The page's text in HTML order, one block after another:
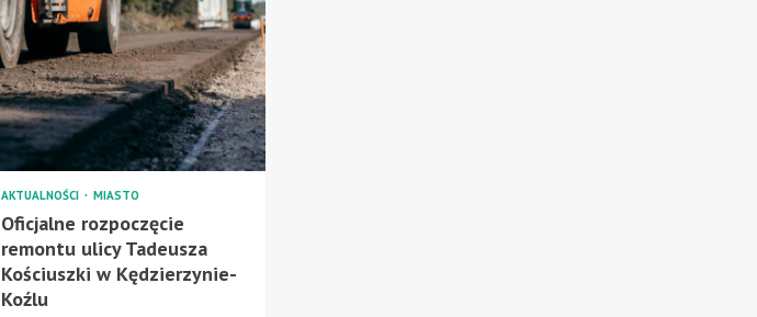
AKTUALNOŚCI MIASTO
Oficjalne rozpoczęcie
remontu ulicy Tadeusza
Kościuszki w Kędzierzynie-
Koźlu